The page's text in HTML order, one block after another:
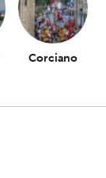
Corciano